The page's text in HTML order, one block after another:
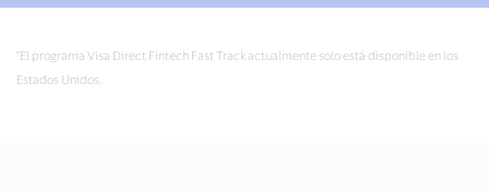
*El programa Visa Direct Fintech Fast Track actualmente solo está disponible en los
Estados Unidos.